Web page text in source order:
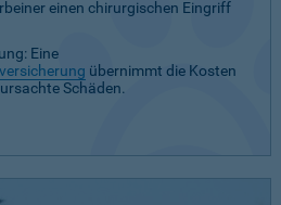
einen chirurgischen Eingriff
Eine
übernimmt die Kosten
Schäden.